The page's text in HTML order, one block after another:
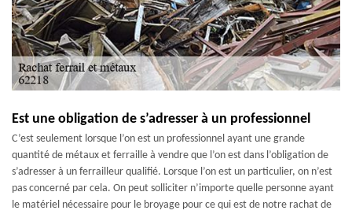
Est une obligation de s’adresser à un professionnel
C’est seulement lorsque l’on est un professionnel ayant une grande
quantité de métaux et ferraille à vendre que l’on est dans l’obligation de
s’adresser à un ferrailleur qualifié. Lorsque l’on est un particulier, on n’est
pas concerné par cela. On peut solliciter n’importe quelle personne ayant
le matériel nécessaire pour le broyage pour ce qui est de notre rachat de